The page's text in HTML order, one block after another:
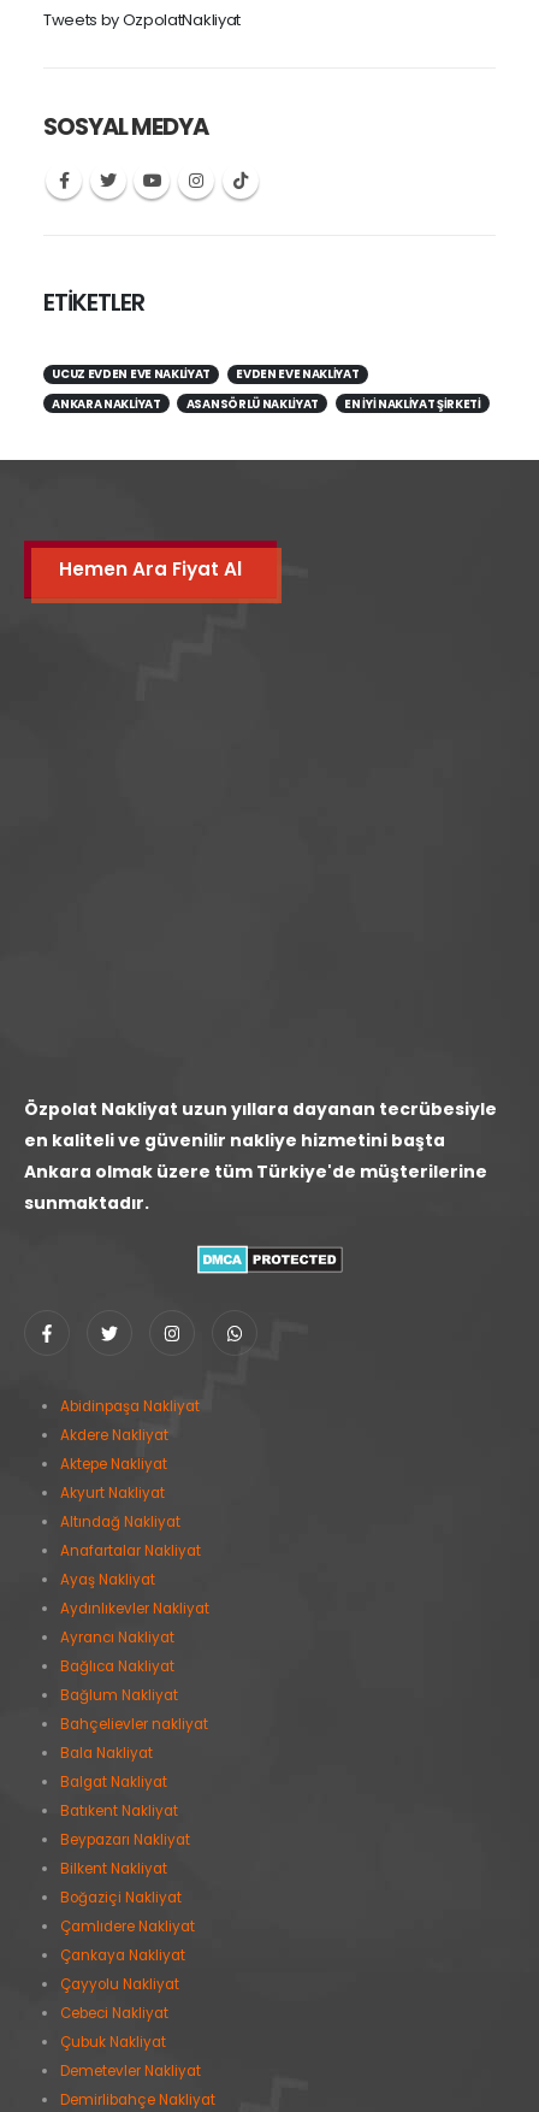
Tweets by OzpolatNakliyat
SOSYAL MEDYA
ETİKETLER
UCUZ EVDEN EVE NAKLIYAT
EVDEN EVE NAKLIYAT
ANKARA NAKLIYAT
ASANSÖRLÜ NAKLIYAT EN IYI NAKLIYAT ŞIRKETI
Hemen Ara Fiyat Al
Özpolat Nakliyat uzun yıllara dayanan tecrübesiyle
en kaliteli ve güvenilir nakliye hizmetini başta
Ankara olmak üzere tüm Türkiye'de müşterilerine
sunmaktadır.
Abidinpaşa Nakliyat
Akdere Nakliyat
Aktepe Nakliyat
Akyurt Nakliyat
Altındağ Nakliyat
Anafartalar Nakliyat
Ayaş Nakliyat
Aydınlıkevler Nakliyat
Ayrancı Nakliyat
Bağlıca Nakliyat
Bağlum Nakliyat
Bahçelievler nakliyat
Bala Nakliyat
Balgat Nakliyat
Batıkent Nakliyat
Beypazarı Nakliyat
Bilkent Nakliyat
Boğaziçi Nakliyat
Çamlıdere Nakliyat
Çankaya Nakliyat
Çayyolu Nakliyat
Cebeci Nakliyat
Çubuk Nakliyat
Demetevler Nakliyat
Demirlibahçe Nakliyat